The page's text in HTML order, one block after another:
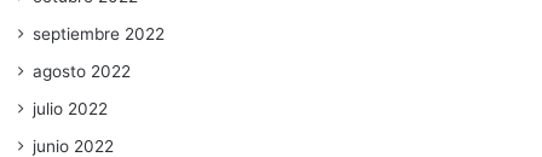
septiembre 2022
agosto 2022
julio 2022
junio 2022